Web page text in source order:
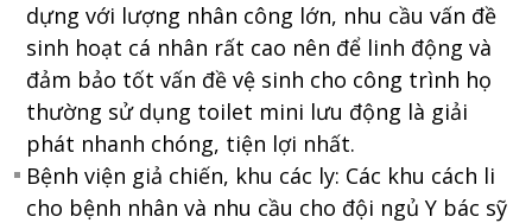
dựng với lượng nhân công lớn, nhu cầu vấn đề
sinh hoạt cá nhân rất cao nên để linh động và
đảm bảo tốt vấn đề vệ sinh cho công trình họ
thường sử dụng toilet mini lưu động là giải
phát nhanh chóng, tiện lợi nhất.
Bệnh viện giả chiến, khu các ly: Các khu cách li
cho bệnh nhân và nhu cầu cho đội ngủ Y bác sỹ